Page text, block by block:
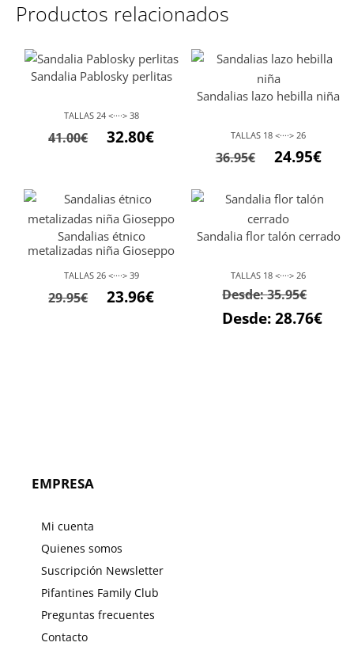
Productos relacionados
Sandalia Pablosky perlitas
TALLAS 24 <····> 38
41.00€
El
era:
41.00€.
32.80€El
32.80€.
Sandalias lazo hebilla niña
TALLAS 18 <····> 26
36.95€ 24.95€
Sandalias étnico
metalizadas niña Gioseppo
TALLAS 26 <····> 39
29.95€
El23.96€El
Sandalia flor talón cerrado
TALLAS 18 <····> 26
Desde:35.95€
Desde:28.76€
EMPRESA
Mi cuenta
Quienes somos
Suscripción Newsletter
Pifantines Family Club
Preguntas frecuentes
Contacto